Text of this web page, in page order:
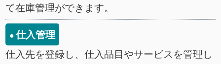
て在庫管理ができます。
仕入管理
仕入先を登録し、仕入品目やサービスを管理し